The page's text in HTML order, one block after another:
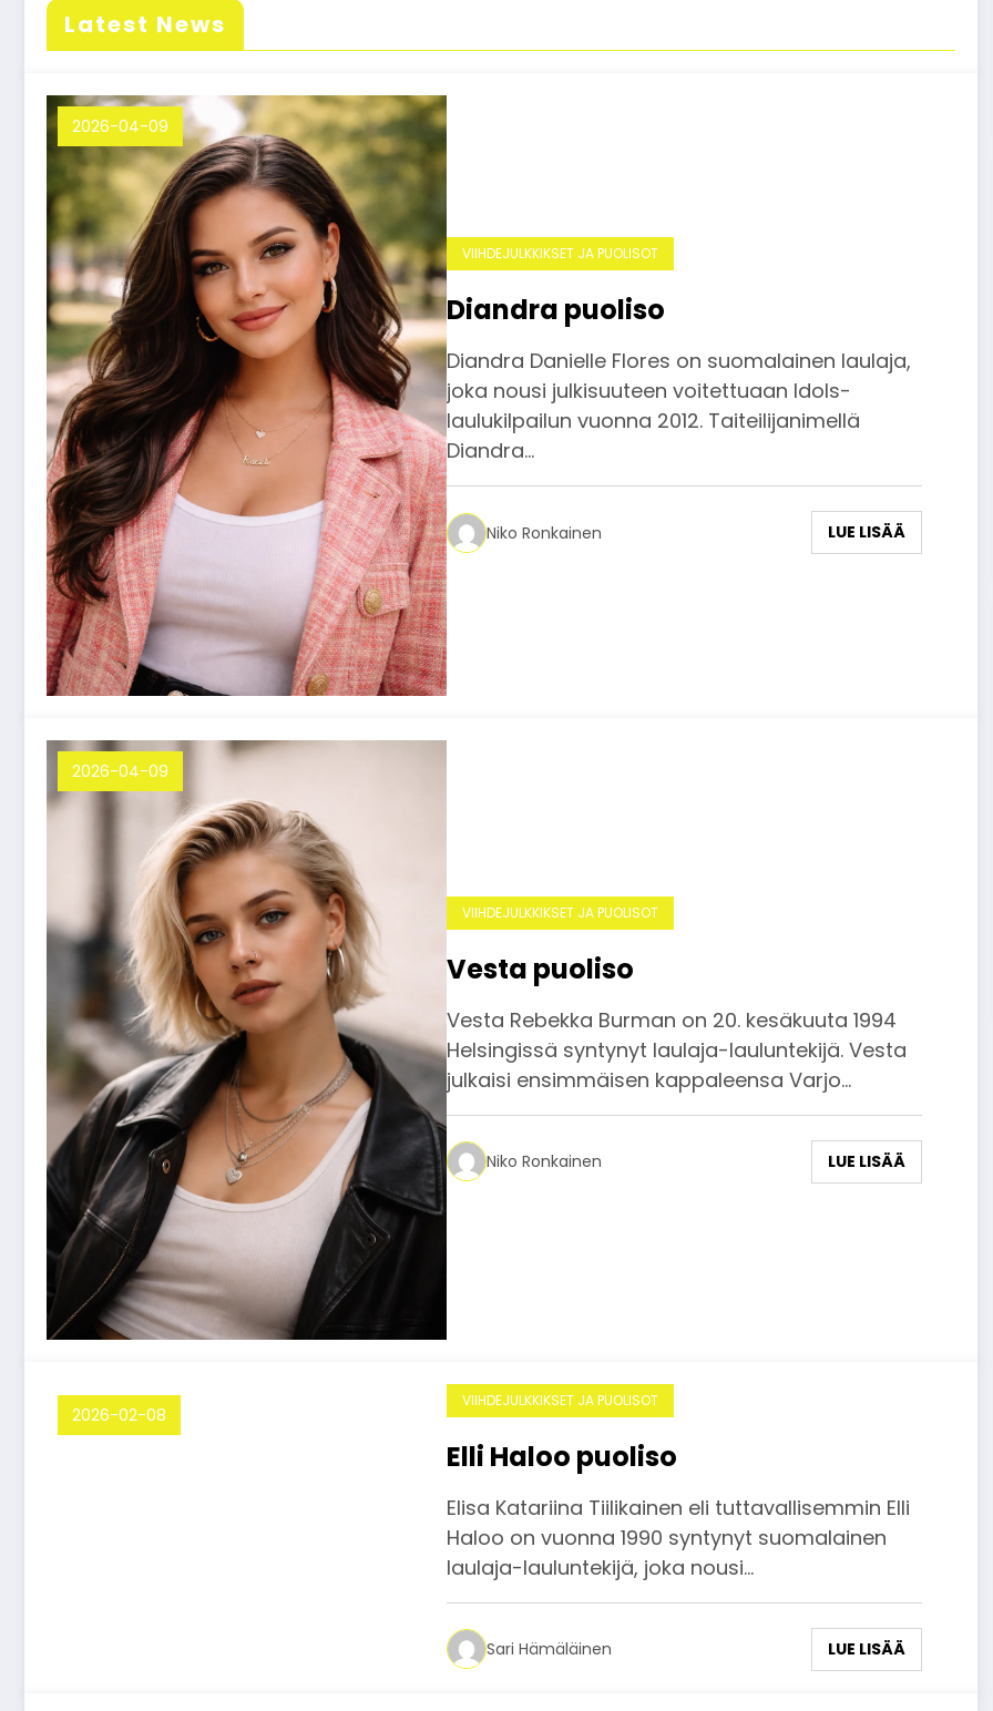
Latest News
2026-04-09
VIIHDEJULKKIKSET JA PUOLISOT
Diandra puoliso
Diandra Danielle Flores on suomalainen laulaja,
joka nousi julkisuuteen voitettuaan Idols-
laulukilpailun vuonna 2012. Taiteilijanimellä
Diandra…
Niko Ronkainen LUE LISÄÄ
2026-04-09
VIIHDEJULKKIKSET JA PUOLISOT
Vesta puoliso
Vesta Rebekka Burman on 20. kesäkuuta 1994
Helsingissä syntynyt laulaja-lauluntekijä. Vesta
julkaisi ensimmäisen kappaleensa Varjo…
Niko Ronkainen LUE LISÄÄ
2026-02-08
VIIHDEJULKKIKSET JA PUOLISOT
Elli Haloo puoliso
Elisa Katariina Tiilikainen eli tuttavallisemmin Elli
Haloo on vuonna 1990 syntynyt suomalainen
laulaja-lauluntekijä, joka nousi…
Sari Hämäläinen LUE LISÄÄ